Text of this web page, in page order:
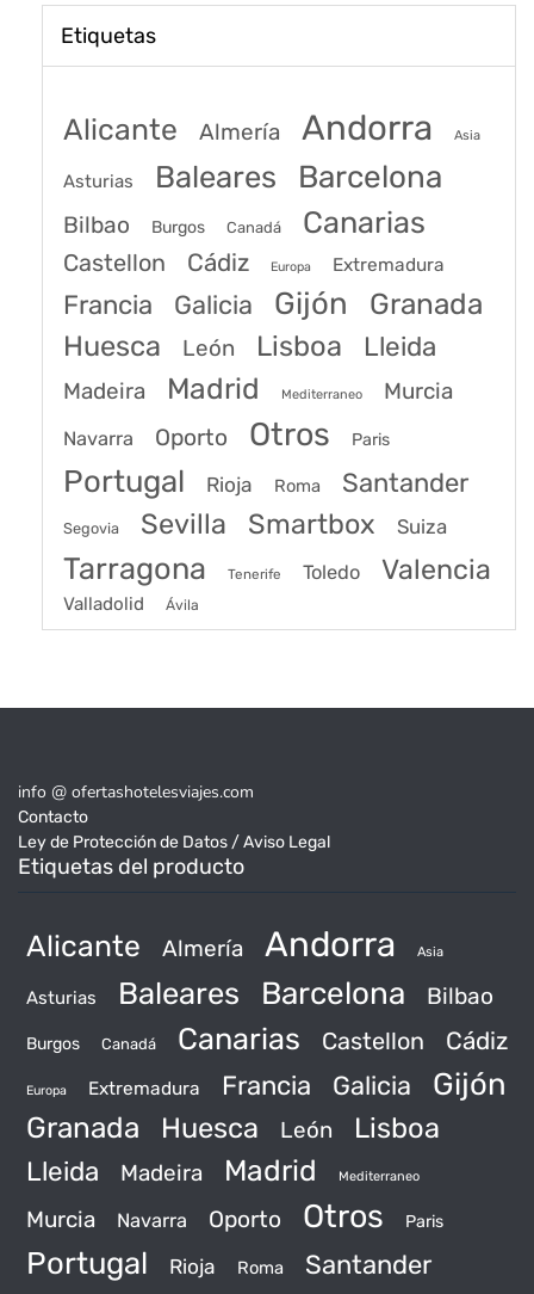
Etiquetas
Alicante Almería Andorra Asia
Asturias Baleares Barcelona
Bilbao Burgos Canadá Canarias
Castellon Cádiz Europa Extremadura
Francia Galicia Gijón Granada
Huesca León Lisboa Lleida
Madeira Madrid Mediterraneo Murcia
Navarra Oporto Otros Paris
Portugal Rioja Roma Santander
Segovia Sevilla Smartbox Suiza
Tarragona Tenerife Toledo Valencia
Valladolid Ávila
info @ ofertashotelesviajes.com
Contacto
Ley de Protección de Datos / Aviso Legal
Etiquetas del producto
Alicante Almería Andorra Asia
Asturias Baleares Barcelona Bilbao
Burgos Canadá Canarias Castellon Cádiz
Europa Extremadura Francia Galicia Gijón
Granada Huesca León Lisboa
Lleida Madeira Madrid Mediterraneo
Murcia Navarra Oporto Otros Paris
Portugal Rioja Roma Santander